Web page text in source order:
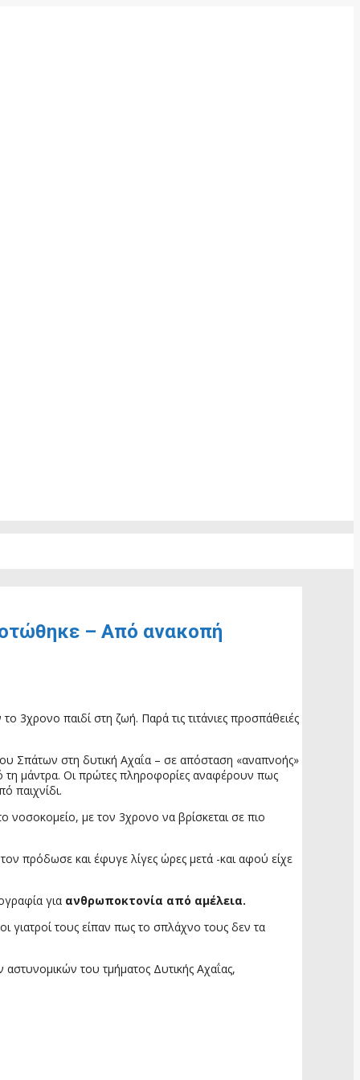
– Από ανακοπή
3χρονο παιδί στη ζωή. Παρά τις τιτάνιες προσπάθειές
Σπάτων στη δυτική Αχαΐα – σε απόσταση «αναπνοής»
τη μάντρα. Οι πρώτες πληροφορίες αναφέρουν πως
παιχνίδι.
με τον 3χρονο να βρίσκεται σε πιο
πρόδωσε και έφυγε λίγες ώρες μετά -και αφού είχε
για ανθρωποκτονία από αμέλεια.
τους είπαν πως το σπλάχνο τους δεν τα
του τμήματος Δυτικής Αχαΐας,